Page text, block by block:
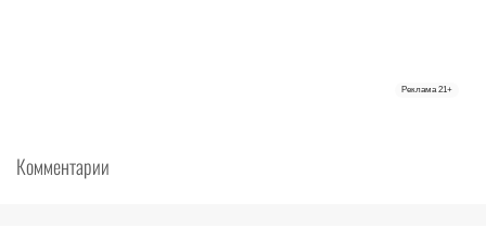
Реклама 21+
Комментарии